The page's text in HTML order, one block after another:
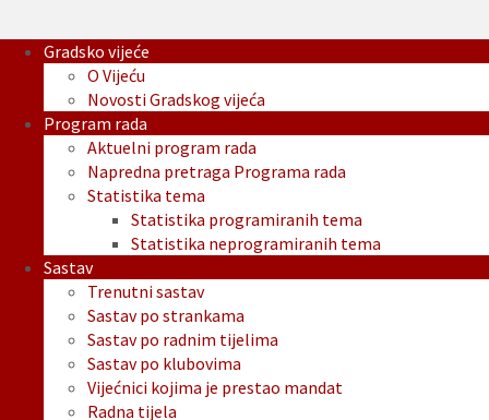
Gradsko vijeće
O Vijeću
Novosti Gradskog vijeća
Program rada
Aktuelni program rada
Napredna pretraga Programa rada
Statistika tema
Statistika programiranih tema
Statistika neprogramiranih tema
Sastav
Trenutni sastav
Sastav po strankama
Sastav po radnim tijelima
Sastav po klubovima
Vijećnici kojima je prestao mandat
Radna tijela